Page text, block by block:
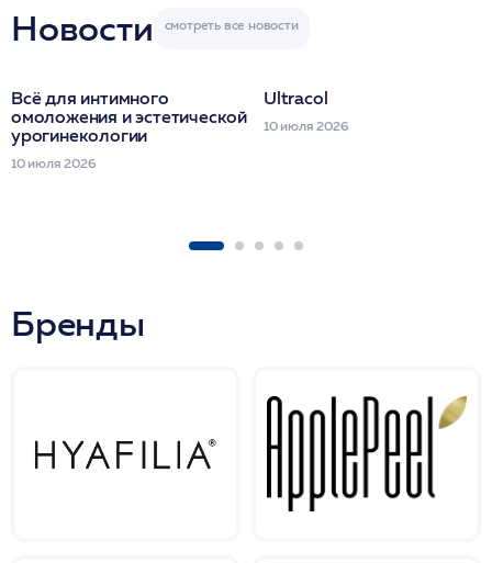
Новости
Всё для интимного
омоложения и эстетической
урогинекологии
10 июля 2026
Ultracol
10 июля 2026
Бренды